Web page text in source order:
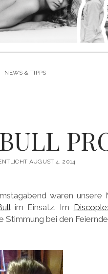
NEWS & TIPPS
AUGUST 4, 2014
waren unsere
im Einsatz. Im
Stimmung bei den